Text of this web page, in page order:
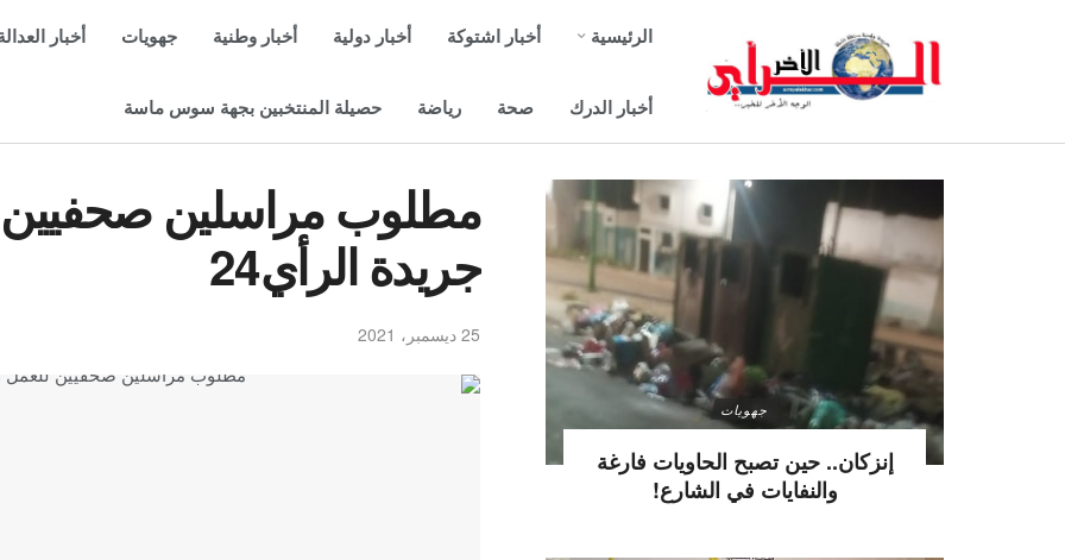
الرئيسية أخبار اشتوكة أخبار دولية أخبار وطنية جهويات أخبار
أخبار الدرك صحة رياضة حصيلة المنتخبين بجهة سوس ماسة
مطلوب مراسلين
جريدة الرأي24
25 ديسمبر، 2021
جهويات
إنزكان.. حين تصبح الحاويات فارغة
والنفايات في الشارع!